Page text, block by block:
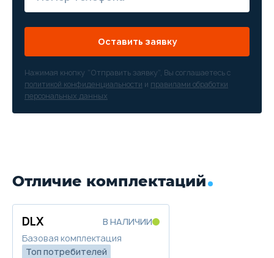
Оставить заявку
Нажимая кнопку “Отправить заявку”, Вы соглашаетесь с
политикой конфиденциальности и правилами обработки
персональных данных
Отличие комплектаций
DLX
В НАЛИЧИИ
Базовая комплектация
Топ потребителей